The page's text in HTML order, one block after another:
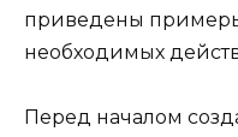
приведены
необходимых
Перед началом